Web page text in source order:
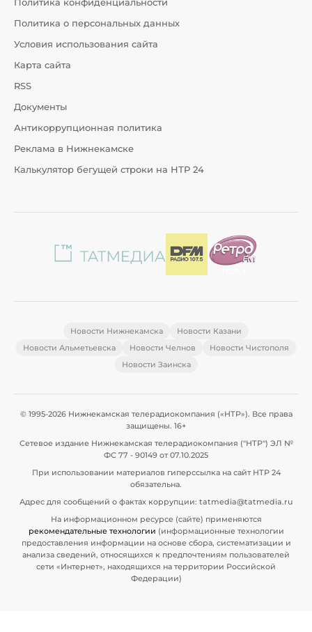
Политика конфиденциальности
Политика о персональных данных
Условия использования сайта
Карта сайта
RSS
Документы
Антикоррупционная политика
Реклама в Нижнекамске
Калькулятор бегущей строки на НТР 24
Новости Нижнекамска
Новости Казани
Новости Альметьевска
Новости Челнов
Новости Чистополя
Новости Заинска
© 1995-2026 Нижнекамская телерадиокомпания («НТР»). Все права
защищены. 16+
Сетевое издание Нижнекамская телерадиокомпания ("НТР") ЭЛ №
ФС 77 - 90149 от 07.10.2025
При использовании материалов гиперссылка на сайт НТР 24
обязательна.
Адрес для сообщений о фактах коррупции: tatmedia@tatmedia.ru
На информационном ресурсе (сайте) применяются
рекомендательные технологии (информационные технологии
предоставления информации на основе сбора, систематизации и
анализа сведений, относящихся к предпочтениям пользователей
сети «Интернет», находящихся на территории Российской
Федерации)